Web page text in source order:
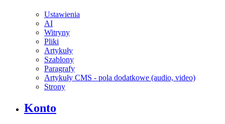
Ustawienia
AI
Witryny
Pliki
Artykuły
Szablony
Paragrafy
Artykuły CMS - pola dodatkowe (audio, video)
Strony
Konto